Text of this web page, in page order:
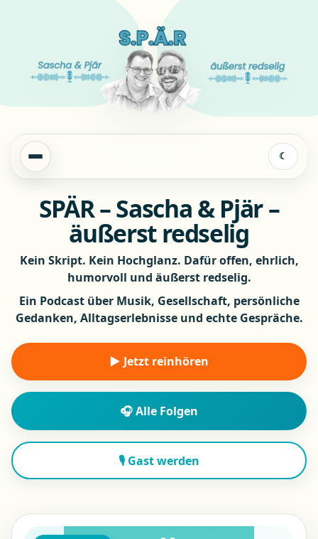
☾
SPÄR – Sascha & Pjär –
äußerst redselig
Kein Skript. Kein Hochglanz. Dafür offen, ehrlich,
humorvoll und äußerst redselig.
Ein Podcast über Musik, Gesellschaft, persönliche
Gedanken, Alltagserlebnisse und echte Gespräche.
▶ Jetzt reinhören
🎧 Alle Folgen
🎙 Gast werden